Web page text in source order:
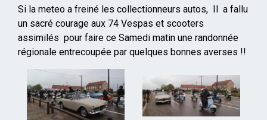
Si la meteo a freiné les collectionneurs autos, Il a fallu
un sacré courage aux 74 Vespas et scooters
assimilés pour faire ce Samedi matin une randonnée
régionale entrecoupée par quelques bonnes averses !!